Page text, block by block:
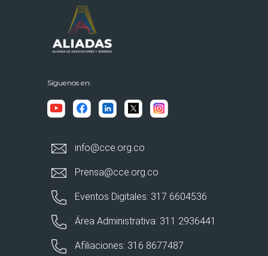
Síguenos en:
info@cce.org.co
Prensa@cce.org.co
Eventos Digitales: 317 6604536
Área Administrativa: 311 2936441
Afiliaciones: 316 8677487